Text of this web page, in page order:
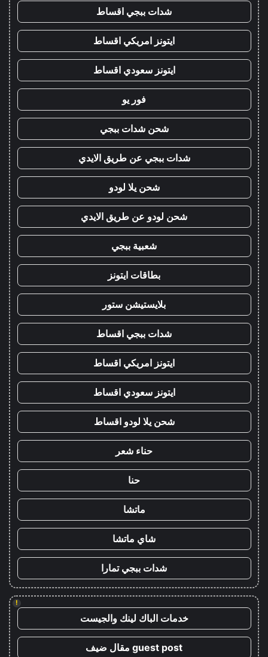
شدات ببجي اقساط
ايتونز امريكي اقساط
ايتونز سعودي اقساط
فور يو
شحن شدات ببجي
شدات ببجي عن طريق الايدي
شحن يلا لودو
شحن لودو عن طريق الايدي
شعبية ببجي
بطاقات ايتونز
بلايستيشن ستور
شدات ببجي اقساط
ايتونز امريكي اقساط
ايتونز سعودي اقساط
شحن يلا لودو اقساط
حناء شعر
حنا
ماتشا
شاي ماتشا
شدات ببجي تمارا
!
خدمات الباك لينك والجيست
guest post مقال ضيف